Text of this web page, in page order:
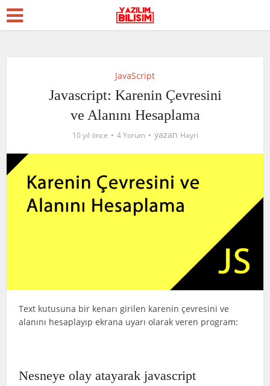
JavaScript
Javascript: Karenin Çevresini
ve Alanını Hesaplama
10 yıl önce 4 Yorum yazan Hayri
Text kutusuna bir kenarı girilen karenin çevresini ve
alanını hesaplayıp ekrana uyarı olarak veren program:
Nesneye olay atayarak javascript